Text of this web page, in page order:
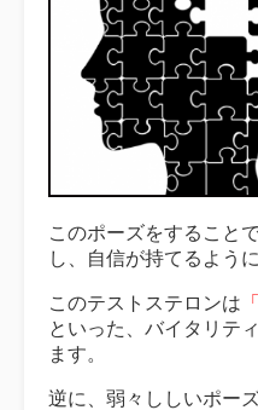
このポーズをすること
し、自信が持てるよう
このテストステロンは
といった、バイタリテ
ます。
逆に、弱々ししいポー